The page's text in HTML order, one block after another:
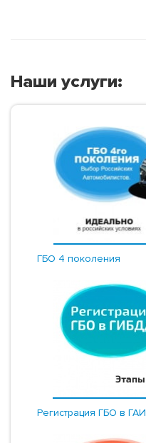
Наши услуги:
ГБО 4 поколения
Регистрация ГБО в ГАИ